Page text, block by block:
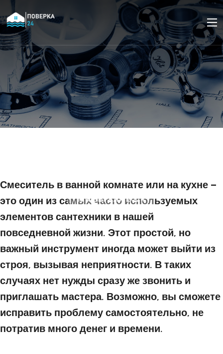
16 ФЕВРАЛЯ 2024
Смеситель в ванной комнате или на кухне –
это один из самых часто используемых
элементов сантехники в нашей
повседневной жизни. Этот простой, но
важный инструмент иногда может выйти из
строя, вызывая неприятности. В таких
случаях нет нужды сразу же звонить и
приглашать мастера. Возможно, вы сможете
исправить проблему самостоятельно, не
потратив много денег и времени.